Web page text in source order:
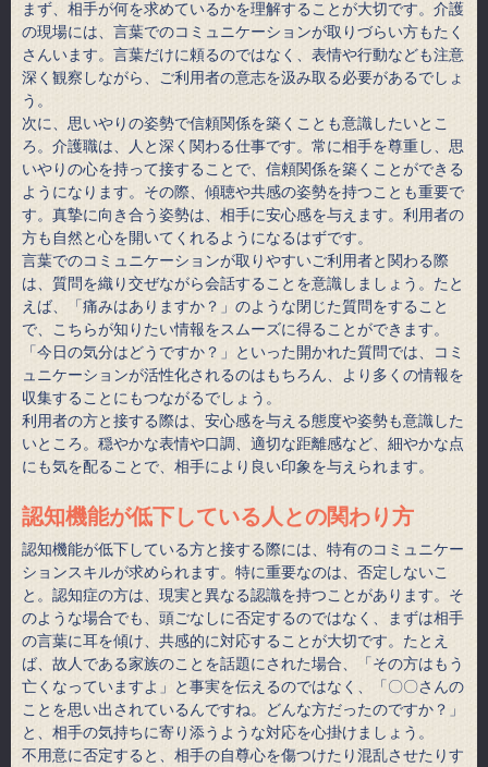
まず、相手が何を求めているかを理解することが大切です。介護
の現場には、言葉でのコミュニケーションが取りづらい方もたく
さんいます。言葉だけに頼るのではなく、表情や行動なども注意
深く観察しながら、ご利用者の意志を汲み取る必要があるでしょ
う。
次に、思いやりの姿勢で信頼関係を築くことも意識したいとこ
ろ。介護職は、人と深く関わる仕事です。常に相手を尊重し、思
いやりの心を持って接することで、信頼関係を築くことができる
ようになります。その際、傾聴や共感の姿勢を持つことも重要で
す。真摯に向き合う姿勢は、相手に安心感を与えます。利用者の
方も自然と心を開いてくれるようになるはずです。
言葉でのコミュニケーションが取りやすいご利用者と関わる際
は、質問を織り交ぜながら会話することを意識しましょう。たと
えば、「痛みはありますか？」のような閉じた質問をすること
で、こちらが知りたい情報をスムーズに得ることができます。
「今日の気分はどうですか？」といった開かれた質問では、コミ
ュニケーションが活性化されるのはもちろん、より多くの情報を
収集することにもつながるでしょう。
利用者の方と接する際は、安心感を与える態度や姿勢も意識した
いところ。穏やかな表情や口調、適切な距離感など、細やかな点
にも気を配ることで、相手により良い印象を与えられます。
認知機能が低下している人との関わり方
認知機能が低下している方と接する際には、特有のコミュニケー
ションスキルが求められます。特に重要なのは、否定しないこ
と。認知症の方は、現実と異なる認識を持つことがあります。そ
のような場合でも、頭ごなしに否定するのではなく、まずは相手
の言葉に耳を傾け、共感的に対応することが大切です。たとえ
ば、故人である家族のことを話題にされた場合、「その方はもう
亡くなっていますよ」と事実を伝えるのではなく、「〇〇さんの
ことを思い出されているんですね。どんな方だったのですか？」
と、相手の気持ちに寄り添うような対応を心掛けましょう。
不用意に否定すると、相手の自尊心を傷つけたり混乱させたりす